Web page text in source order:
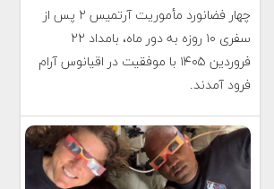
چهار فضانورد مأموریت آرتمیس ۲ پس از
سفری ۱۰ روزه به دور ماه، بامداد ۲۲
فروردین ۱۴۰۵ با موفقیت در اقیانوس آرام
فرود آمدند.